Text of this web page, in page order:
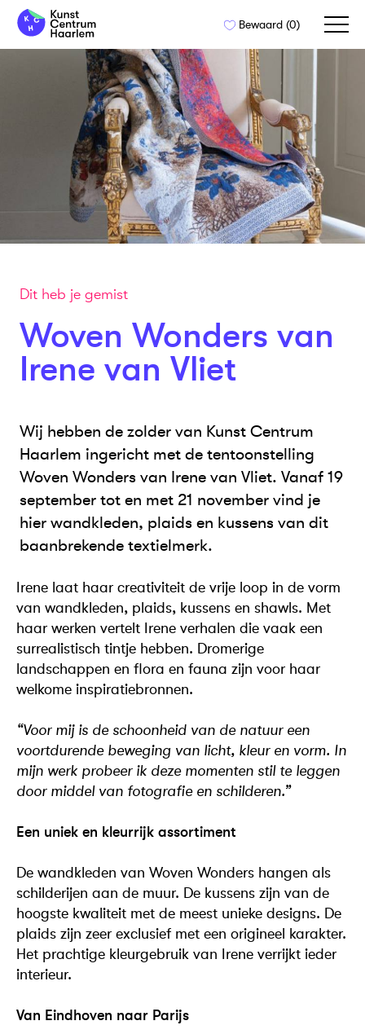
Naar
Bewaard (0)
Dit heb je gemist
Woven Wonders van
Irene van Vliet
Wij hebben de zolder van Kunst Centrum
Haarlem ingericht met de tentoonstelling
Woven Wonders van Irene van Vliet. Vanaf 19
september tot en met 21 november vind je
hier wandkleden, plaids en kussens van dit
baanbrekende textielmerk.
Irene laat haar creativiteit de vrije loop in de vorm
van wandkleden, plaids, kussens en shawls. Met
haar werken vertelt Irene verhalen die vaak een
surrealistisch tintje hebben. Dromerige
landschappen en flora en fauna zijn voor haar
welkome inspiratiebronnen.
“Voor mij is de schoonheid van de natuur een
voortdurende beweging van licht, kleur en vorm. In
mijn werk probeer ik deze momenten stil te leggen
door middel van fotografie en schilderen.”
Een uniek en kleurrijk assortiment
De wandkleden van Woven Wonders hangen als
schilderijen aan de muur. De kussens zijn van de
hoogste kwaliteit met de meest unieke designs. De
plaids zijn zeer exclusief met een origineel karakter.
Het prachtige kleurgebruik van Irene verrijkt ieder
interieur.
Van Eindhoven naar Parijs